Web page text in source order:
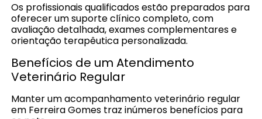
Os profissionais qualificados estão preparados para
oferecer um suporte clínico completo, com
avaliação detalhada, exames complementares e
orientação terapêutica personalizada.
Benefícios de um Atendimento
Veterinário Regular
Manter um acompanhamento veterinário regular
em Ferreira Gomes traz inúmeros benefícios para